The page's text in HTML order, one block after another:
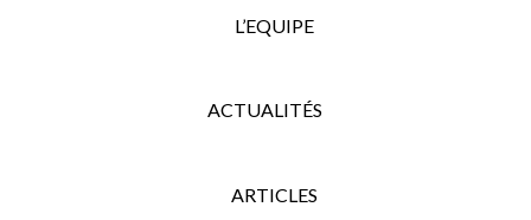
L’EQUIPE
ACTUALITÉS
ARTICLES